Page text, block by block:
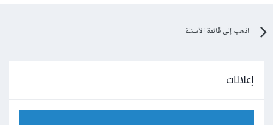
اذهب إلى قائمة الأسئلة
إعلانات